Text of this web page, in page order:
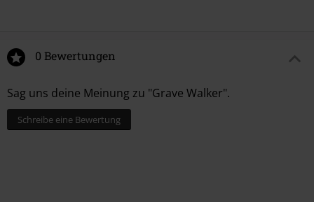
0 Bewertungen
Sag uns deine Meinung zu "Grave Walker".
Schreibe eine Bewertung